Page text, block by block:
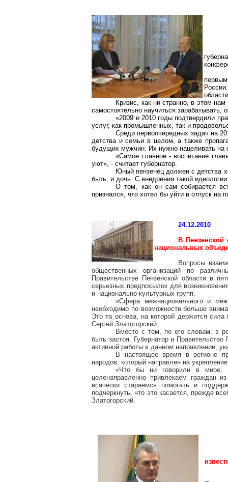
Кризис, как ни странно, в этом
самостоятельно научиться зарабатывать,
«2009 и 2010 годы подтвердили
услуг, как промышленных, так и
Среди первоочередных задач на
детства и семьи в целом, а также
будущих мужчин. Их нужно нацеливать на
«Самое главное - воспитание
уют», - считает губернатор.
Юный пензенец должен с детства
быть, и дочь. С внедрения такой
О том, как он сам собирается
признался, что хотел бы уйти в отпуск на
24.12.2010
В Пензенской
национальных
Вопросы
общественных организаций по
Правительстве Пензенской области в
серьезных предпосылок для
и национально-культурных групп.
«Сфера межнационального и
необходимо по возможности больше
Это та основа, на которой держится
Сергей Златогорский.
Вместе с тем, по его словам, в
быть застоя. Губернатор и
активной работы в данном направлении,
В настоящее время в регионе
народов, который направлен на
«Что бы ни говорили в мире,
целенаправленно привлекаем граждан
всячески стараемся помогать и
подчеркнуть, что это касается, прежде
Златогорский.